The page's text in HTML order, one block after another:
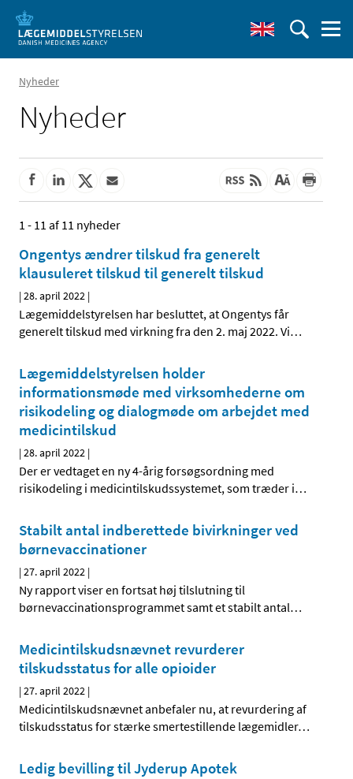
Nyheder
Nyheder
1 - 11 af 11 nyheder
Ongentys ændrer tilskud fra generelt
klausuleret tilskud til generelt tilskud
|28. april 2022 |
Lægemiddelstyrelsen har besluttet, at Ongentys får
generelt tilskud med virkning fra den 2. maj 2022. Vi…
Lægemiddelstyrelsen holder
informationsmøde med virksomhederne om
risikodeling og dialogmøde om arbejdet med
medicintilskud
|28. april 2022 |
Der er vedtaget en ny 4-årig forsøgsordning med
risikodeling i medicintilskudssystemet, som træder i…
Stabilt antal indberettede bivirkninger ved
børnevaccinationer
|27. april 2022 |
Ny rapport viser en fortsat høj tilslutning til
børnevaccinationsprogrammet samt et stabilt antal…
Medicintilskudsnævnet revurderer
tilskudsstatus for alle opioider
|27. april 2022 |
Medicintilskudsnævnet anbefaler nu, at revurdering af
tilskudsstatus for stærke smertestillende lægemidler…
Ledig bevilling til Jyderup Apotek